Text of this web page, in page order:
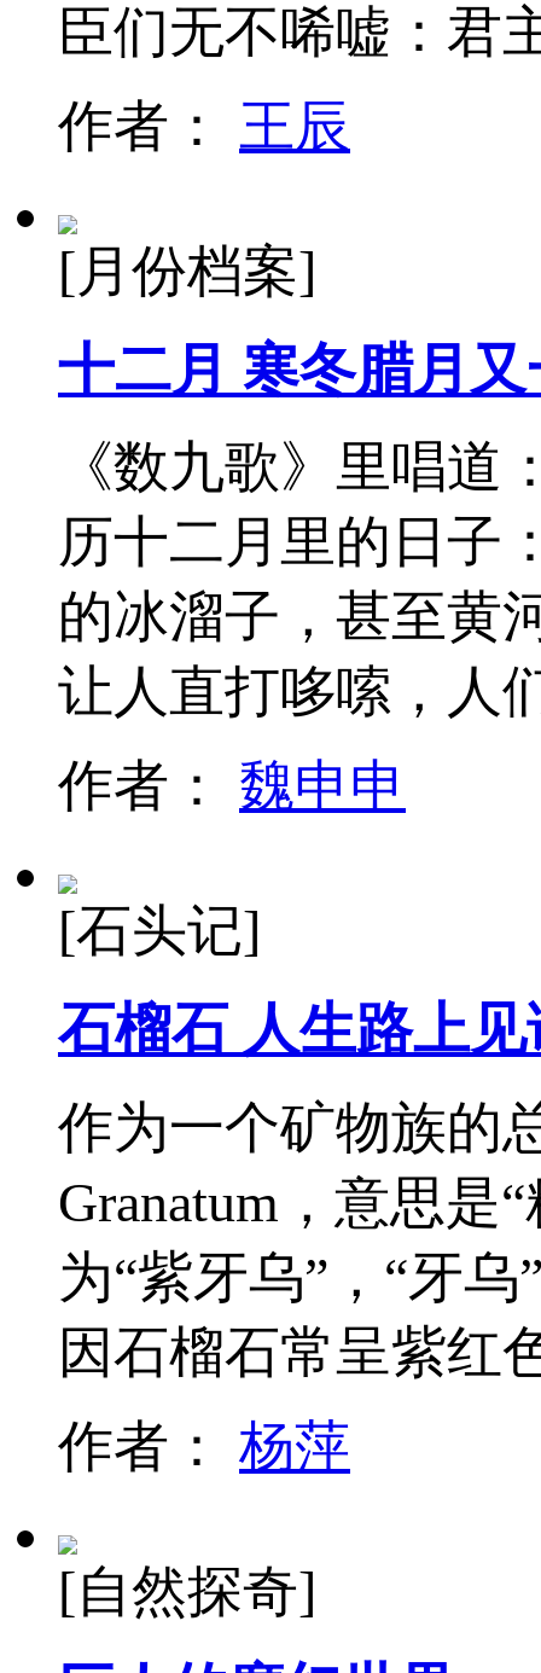
臣们无不唏嘘：
作者： 王辰
[月份档案]
十二月 寒冬腊月又
《数九歌》里唱道
历十二月里的日子
的冰溜子，甚至黄
让人直打哆嗦，
作者： 魏申申
[石头记]
石榴石 人生路上见
作为一个矿物族的
Granatum，意思是
为“紫牙乌”，“牙
因石榴石常呈紫
作者： 杨萍
[自然探奇]